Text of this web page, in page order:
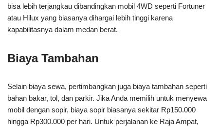
bisa lebih terjangkau dibandingkan mobil 4WD seperti Fortuner
atau Hilux yang biasanya dihargai lebih tinggi karena
kapabilitasnya dalam medan berat.
Biaya Tambahan
Selain biaya sewa, pertimbangkan juga biaya tambahan seperti
bahan bakar, tol, dan parkir. Jika Anda memilih untuk menyewa
mobil dengan sopir, biaya sopir biasanya sekitar Rp150.000
hingga Rp300.000 per hari. Untuk perjalanan ke Raja Ampat,